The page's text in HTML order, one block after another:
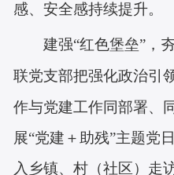
感、安全感持续提升。
建强“红色堡垒”，
联党支部把强化政治引
作与党建工作同部署、
展“党建＋助残”主题党
入乡镇、村（社区）走